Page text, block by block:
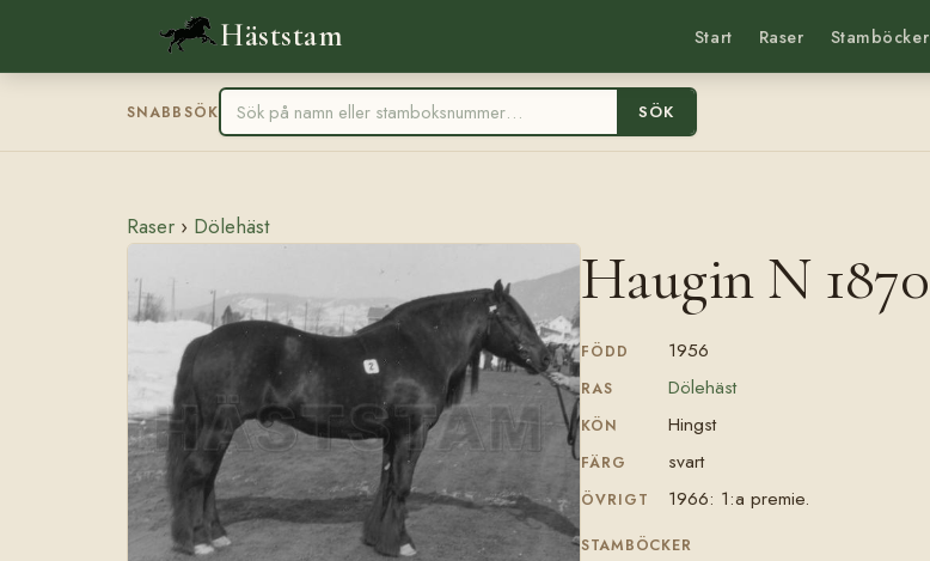
Häststam Start Raser Stamböcker
SNABBSÖK SÖK
Raser › Dölehäst
Haugin N 1870
FÖDD 1956
RAS Dölehäst
KÖN Hingst
FÄRG svart
ÖVRIGT 1966: 1:a premie.
STAMBÖCKER